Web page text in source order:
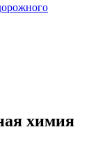
химия